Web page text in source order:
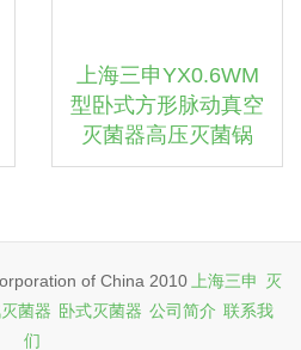
上海三申YX0.6WM
型卧式方形脉动真空
灭菌器高压灭菌锅
of China 2010 上海三申
灭
菌器 卧式灭菌器 公司简介 联系我
们